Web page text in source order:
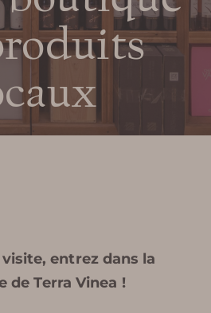
entrez dans la
de Terra Vinea !